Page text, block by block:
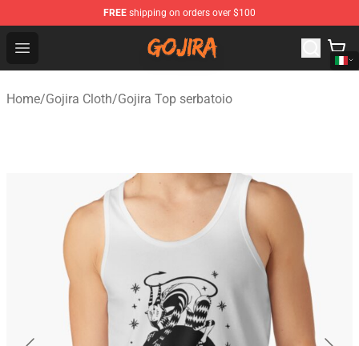
FREE shipping on orders over $100
Open menu
Gojira Shop - Official Gojira Merchandise Store
Home/Gojira Cloth/Gojira Top serbatoio